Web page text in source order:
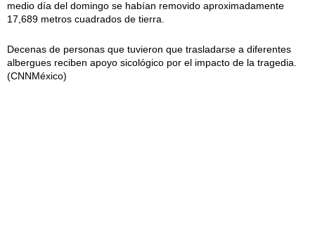
medio día del domingo se habían removido aproximadamente
17,689 metros cuadrados de tierra.
Decenas de personas que tuvieron que trasladarse a diferentes
albergues reciben apoyo sicológico por el impacto de la tragedia.
(CNNMéxico)